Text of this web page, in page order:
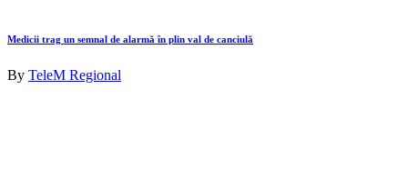
Medicii trag un semnal de alarmă în plin val de canciulă
By TeleM Regional